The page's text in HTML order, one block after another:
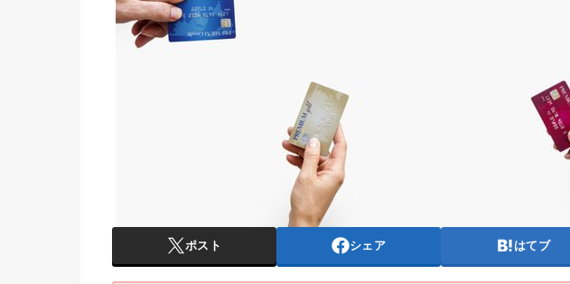
ポスト シェア はてブ